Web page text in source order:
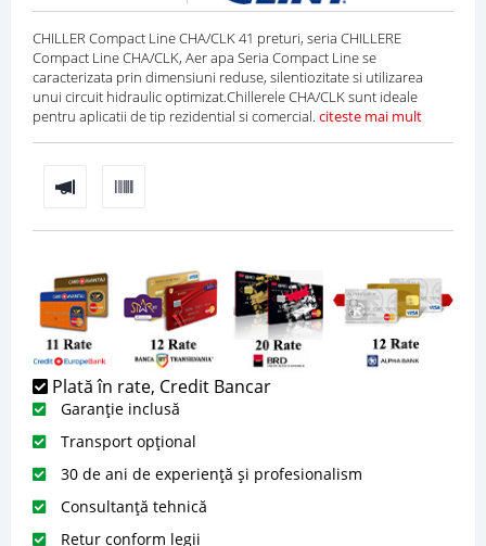
CHILLER Compact Line CHA/CLK 41 preturi, seria CHILLERE
Compact Line CHA/CLK, Aer apa Seria Compact Line se
caracterizata prin dimensiuni reduse, silentiozitate si utilizarea
unui circuit hidraulic optimizat.Chillerele CHA/CLK sunt ideale
pentru aplicatii de tip rezidential si comercial. citeste mai mult
Plată în rate, Credit Bancar
Garanție inclusă
Transport opțional
30 de ani de experiență și profesionalism
Consultanță tehnică
Retur conform legii